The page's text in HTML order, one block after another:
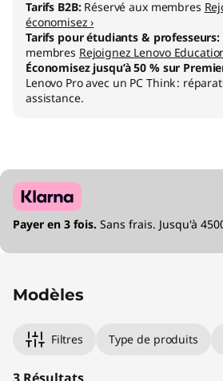
Tarifs B2B: Réservé aux membres
économisez ›
Tarifs pour étudiants & professeurs:
membres Rejoignez Lenovo
Économisez jusqu’à 50 % sur
Lenovo Pro avec un PC Think :
assistance.
Payer en 3 fois. Sans frais. Jusqu'à
Modèles
Filtres Type de produits